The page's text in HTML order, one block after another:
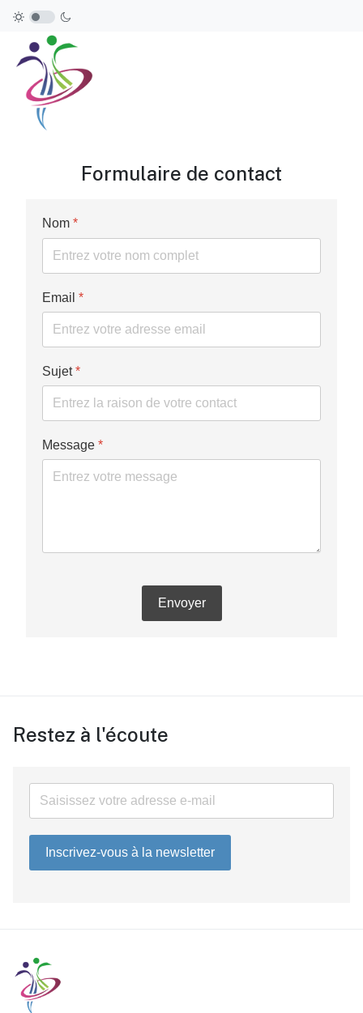
Formulaire de contact
Nom *
Email *
Sujet*
Message *
Envoyer
Restez à l'écoute
Inscrivez-vous à la newsletter